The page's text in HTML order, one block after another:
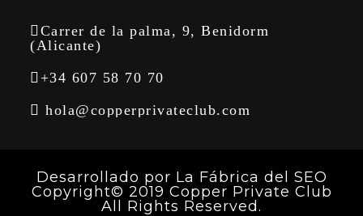
Carrer de la palma, 9, Benidorm
(Alicante)
+34 607 58 70 70
hola@copperprivateclub.com
Desarrollado por La Fábrica del SEO
Copyright© 2019 Copper Private Club
All Rights Reserved.